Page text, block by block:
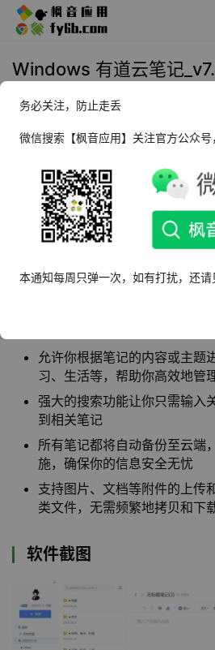
Windows 有道云笔记
2025年1月23日 11:18
软件介绍
有道云笔记作为一款功能强大的云
富的功能和便捷的操作，成为了许
办公室、家中，还是外出途中，只
和管理你的笔记。
允许你根据笔记的内容或主题
习、生活等，帮助你高效地管
强大的搜索功能让你只需输入
到相关笔记
所有笔记都将自动备份至云端
施，确保你的信息安全无忧
支持图片、文档等附件的上传
类文件，无需频繁地拷贝和下
软件截图
务必关注，防止走丢
微信搜索【枫音应用】关注官方公众
本通知每周只弹一次，如有打扰，还请